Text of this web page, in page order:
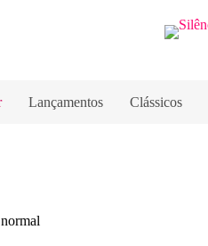
Lançamentos Clássicos